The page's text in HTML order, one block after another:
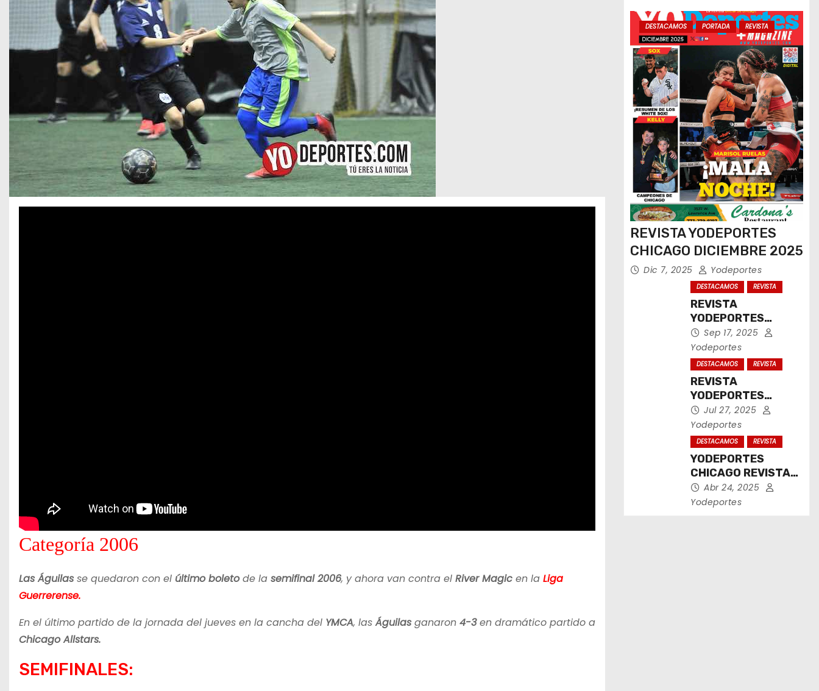
Categoría 2006
Las Águilasse quedaron con el último boletode la semifinal 2006, y ahora van contra el River Magic en la Liga
Guerrerense.
En el último partido de la jornada del jueves en la cancha del YMCA, lasÁguilasganaron 4-3en dramático partido a
Chicago Allstars.
SEMIFINALES:
DESTACAMOS PORTADA REVISTA
REVISTA YODEPORTES
CHICAGO DICIEMBRE 2025
Dic 7, 2025 Yodeportes
DESTACAMOS REVISTA
REVISTA
YODEPORTES
CHICAGO
SEPTIEMBRE 2025
Sep 17, 2025
Yodeportes
DESTACAMOS REVISTA
REVISTA
YODEPORTES
CHICAGO JULIO
2025
Jul 27, 2025
Yodeportes
DESTACAMOS REVISTA
YODEPORTES
CHICAGO REVISTA
IMPRESA ABRIL
2025
Abr 24, 2025
Yodeportes